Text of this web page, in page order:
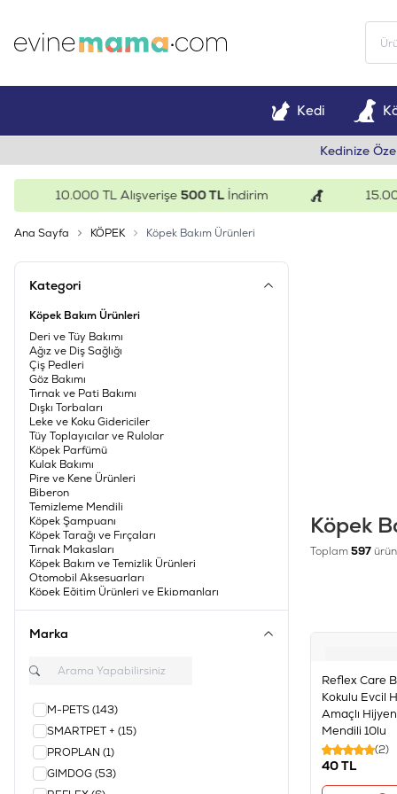
Kedi
Kedinize
10.000 TL Alışverişe500 TL İndirim 15.000 TL
Ana Sayfa KÖPEK Köpek Bakım Ürünleri
Kategori
Köpek Bakım Ürünleri
Deri ve Tüy Bakımı
Ağız ve Diş Sağlığı
Çiş Pedleri
Göz Bakımı
Tırnak ve Pati Bakımı
Dışkı Torbaları
Leke ve Koku Gidericiler
Tüy Toplayıcılar ve Rulolar
Köpek Parfümü
Kulak Bakımı
Pire ve Kene Ürünleri
Biberon
Temizleme Mendili
Köpek Şampuanı
Köpek Tarağı ve Fırçaları
Tırnak Makasları
Köpek Bakım ve Temizlik Ürünleri
Otomobil Aksesuarları
Köpek Eğitim Ürünleri ve Ekipmanları
Marka
M-PETS(143)
SMARTPET + (15)
PROPLAN (1)
GIMDOG(53)
Köpek
Toplam597ürün
Reflex Care
Kokulu Evcil
Amaçlı
Mendili 10lu
(2)
40TL